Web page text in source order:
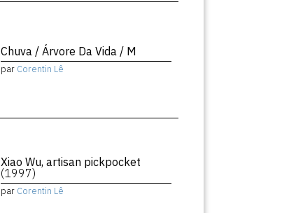
Chuva / Árvore Da Vida / M
par Corentin Lê
Xiao Wu, artisan pickpocket
(1997)
par Corentin Lê